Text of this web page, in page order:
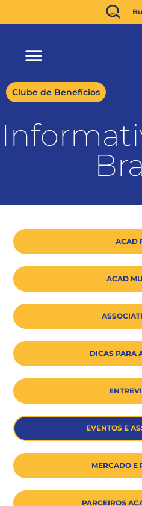
Clube de Benefícios
ACAD
ACAD
DICAS PARA
EVENTOS E
MERCADO E
PARCEIROS